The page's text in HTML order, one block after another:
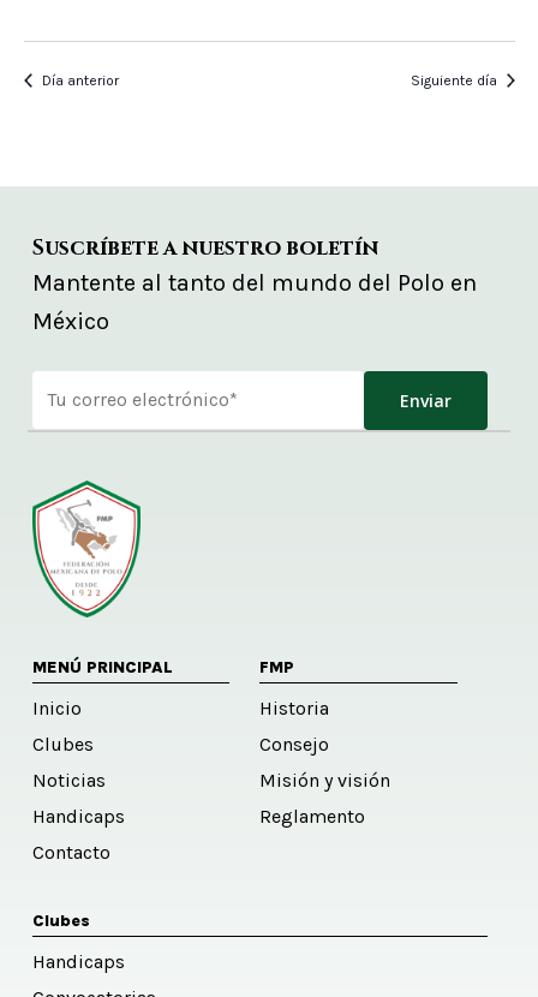
Día anterior Siguiente día
Suscríbete a nuestro boletín
Mantente al tanto del mundo del Polo en
México
MENÚ PRINCIPAL
Inicio
Clubes
Noticias
Handicaps
Contacto
FMP
Historia
Consejo
Misión y visión
Reglamento
Clubes
Handicaps